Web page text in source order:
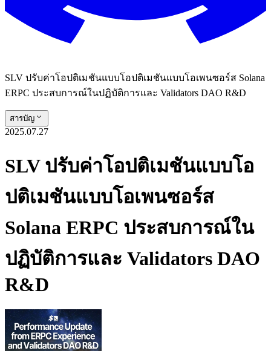
SLV ปรับค่าโอปติเมชันแบบโอปติเมชันแบบโอเพนซอร์ส Solana
ERPC ประสบการณ์ในปฏิบัติการและ Validators DAO R&D
สารบัญ
2025.07.27
SLV ปรับค่าโอปติเมชันแบบโอ
ปติเมชันแบบโอเพนซอร์ส
Solana ERPC ประสบการณ์ใน
ปฏิบัติการและ Validators DAO
R&D